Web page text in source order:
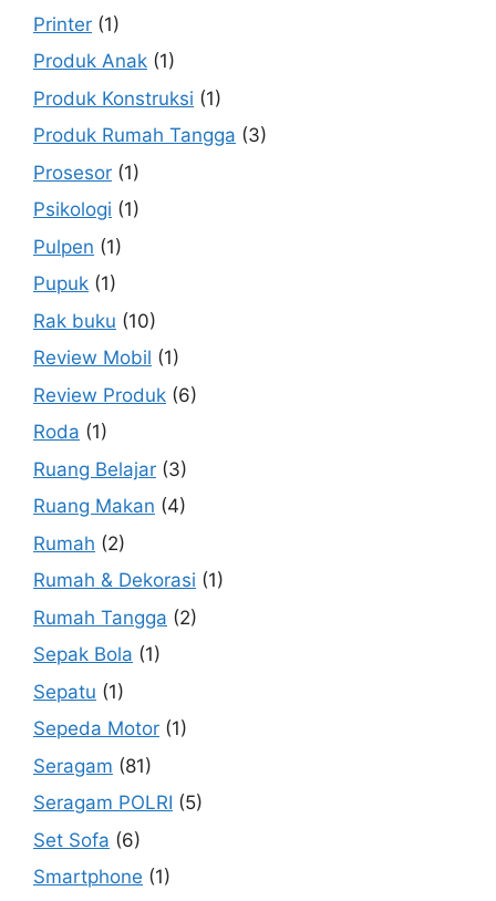
Printer (1)
Produk Anak (1)
Produk Konstruksi (1)
Produk Rumah Tangga (3)
Prosesor (1)
Psikologi (1)
Pulpen (1)
Pupuk (1)
Rak buku (10)
Review Mobil (1)
Review Produk (6)
Roda (1)
Ruang Belajar (3)
Ruang Makan (4)
Rumah (2)
Rumah & Dekorasi (1)
Rumah Tangga (2)
Sepak Bola (1)
Sepatu (1)
Sepeda Motor (1)
Seragam (81)
Seragam POLRI (5)
Set Sofa (6)
Smartphone (1)